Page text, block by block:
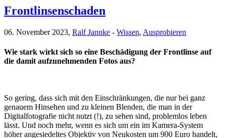
Frontlinsenschaden
06. November 2023, Ralf Jannke - Wissen, Ausprobieren
Wie stark wirkt sich so eine Beschädigung der Frontlinse auf
die damit aufzunehmenden Fotos aus?
So gering, dass sich mit den Einschränkungen, die nur bei ganz
genauem Hinsehen und zu kleinen Blenden, die man in der
Digitalfotografie nicht nutzt (!), zu sehen sind, problemlos leben
lässt. Und noch mehr, wenn es sich um ein im Kamera-System
höher angesiedeltes Objektiv von Neukosten um 900 Euro handelt,